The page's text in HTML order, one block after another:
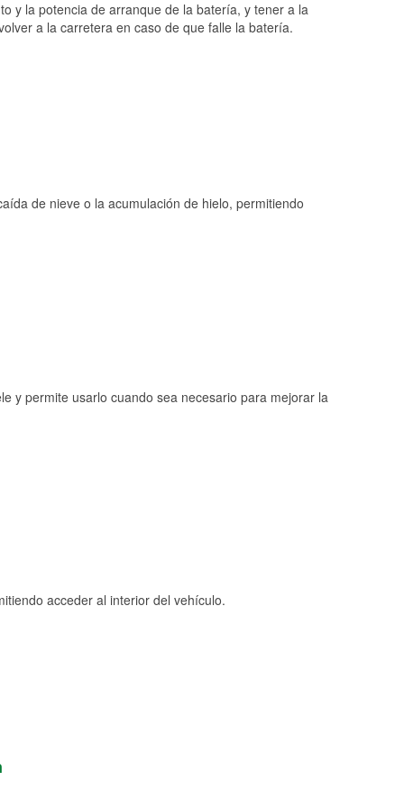
y la potencia de arranque de la batería, y tener a la
a la carretera en caso de que falle la batería.
de nieve o la acumulación de hielo, permitiendo
y permite usarlo cuando sea necesario para mejorar la
acceder al interior del vehículo.